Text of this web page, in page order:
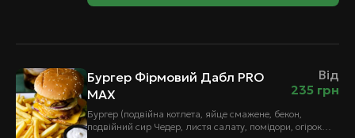
Бургер Фірмовий Дабл PRO
MAX
Від
235 грн
Бургер (подвійна котлета, яйце смажене, бекон,
подвійний сир Чедер, листя салату, помідори, огірок